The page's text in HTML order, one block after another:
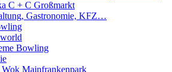
C + C Großmarkt
Gastronomie, KFZ…
Bowling
Wok Mainfrankenpark